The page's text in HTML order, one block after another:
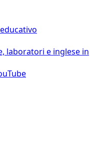
laboratori e inglese in